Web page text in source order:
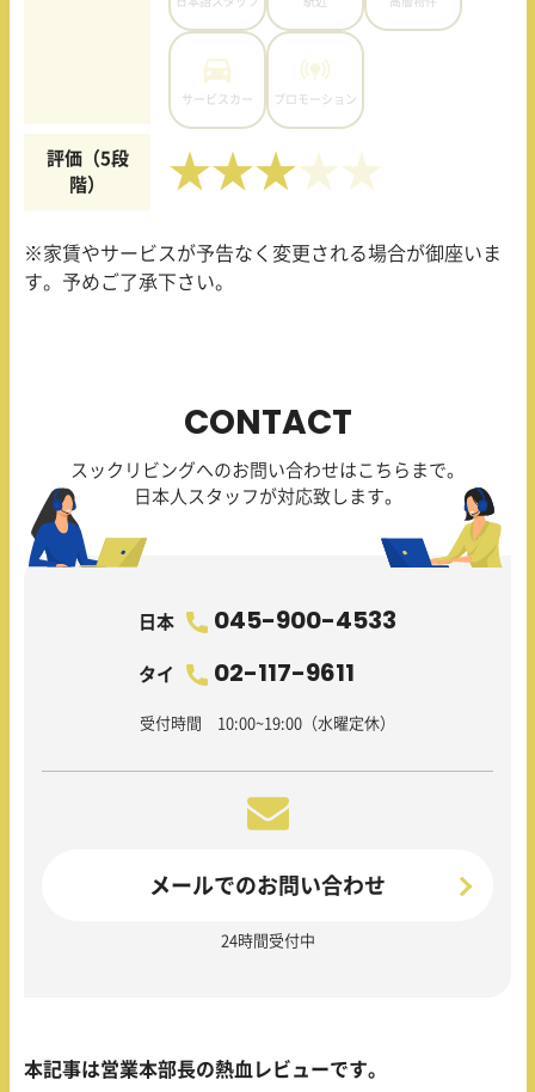
サービスカー プロモーション
評価（5段
階）
★★★
※家賃やサービスが予告なく変更される場合が御座いま
す。予めご了承下さい。
CONTACT
スックリビングへのお問い合わせはこちらまで。
日本人スタッフが対応致します。
日本 045-900-4533
タイ 02-117-9611
受付時間 10:00~19:00（水曜定休）
メールでのお問い合わせ
24時間受付中
本記事は営業本部長の熱血レビューです。